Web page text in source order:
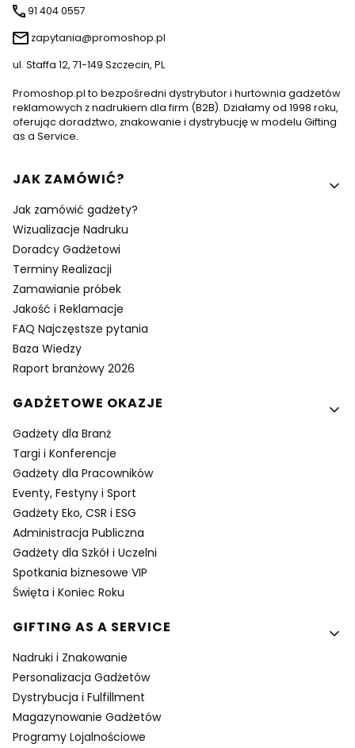
91 404 0557
zapytania@promoshop.pl
ul. Staffa 12, 71-149 Szczecin, PL
Promoshop.pl to bezpośredni dystrybutor i hurtownia gadżetów
reklamowych z nadrukiem dla firm (B2B). Działamy od 1998 roku,
oferując doradztwo, znakowanie i dystrybucję w modelu Gifting
as a Service.
Linki w stopce
JAK ZAMÓWIĆ?
Jak zamówić gadżety?
Wizualizacje Nadruku
Doradcy Gadżetowi
Terminy Realizacji
Zamawianie próbek
Jakość i Reklamacje
FAQ Najczęstsze pytania
Baza Wiedzy
Raport branżowy 2026
GADŻETOWE OKAZJE
Gadżety dla Branż
Targi i Konferencje
Gadżety dla Pracowników
Eventy, Festyny i Sport
Gadżety Eko, CSR i ESG
Administracja Publiczna
Gadżety dla Szkół i Uczelni
Spotkania biznesowe VIP
Święta i Koniec Roku
GIFTING AS A SERVICE
Nadruki i Znakowanie
Personalizacja Gadżetów
Dystrybucja i Fulfillment
Magazynowanie Gadżetów
Programy Lojalnościowe